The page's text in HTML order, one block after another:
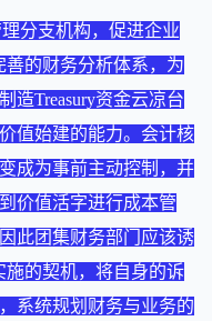
分支机构，促进企业
善的财务分析体系，为
造Treasury资金云凉台
值始建的能力。会计核
成为事前主动控制，并
价值活字进行成本管
此团集财务部门应该诱
施的契机，将自身的诉
系统规划财务与业务的